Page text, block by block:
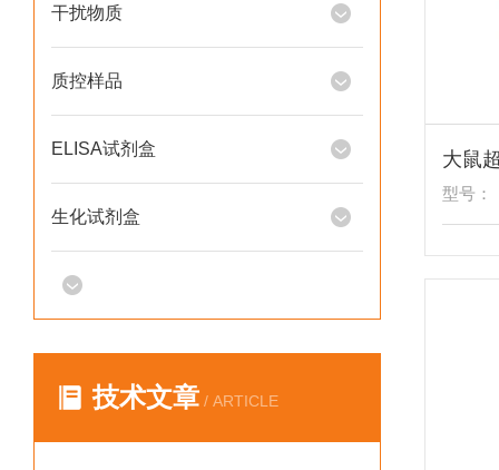
干扰物质
质控样品
ELISA试剂盒
生化试剂盒
技术文章 / ARTICLE
型号：